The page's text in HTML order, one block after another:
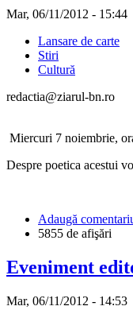
Mar, 06/11/2012 - 15:44
Lansare de carte
Stiri
Cultură
redactia@ziarul-bn.ro
Miercuri 7 noiembrie,
Despre poetica acestui
Adaugă
5855 de afişări
Eveniment
Mar, 06/11/2012 - 14:53